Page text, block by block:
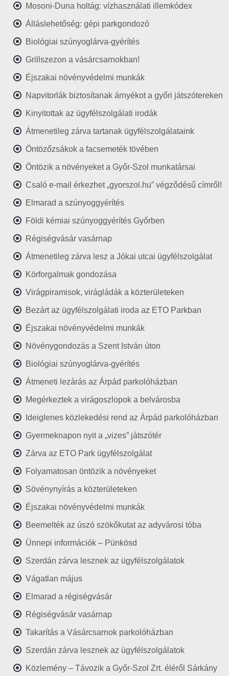
Mosoni-Duna holtág: vízhasználati illemkódex
Álláslehetőség: gépi parkgondozó
Biológiai szúnyoglárva-gyérítés
Grillszezon a vásárcsarnokban!
Éjszakai növényvédelmi munkák
Napvitorlák biztosítanak árnyékot a győri játszótereken
Kinyitottak az ügyfélszolgálati irodák
Átmenetileg zárva tartanak ügyfélszolgálataink
Öntözőzsákok a facsemeték tövében
Öntözik a növényeket a Győr-Szol munkatársai
Csaló e-mail érkezhet „gyorszol.hu” végződésű címről!
Elmarad a szúnyoggyérítés
Földi kémiai szúnyoggyérítés Győrben
Régiségvásár vasárnap
Átmenetileg zárva lesz a Jókai utcai ügyfélszolgálat
Körforgalmak gondozása
Virágpiramisok, virágládák a közterületeken
Bezárt az ügyfélszolgálati iroda az ETO Parkban
Éjszakai növényvédelmi munkák
Növénygondozás a Szent István úton
Biológiai szúnyoglárva-gyérítés
Átmeneti lezárás az Árpád parkolóházban
Megérkeztek a virágoszlopok a belvárosba
Ideiglenes közlekedési rend az Árpád parkolóházban
Gyermeknapon nyit a „vizes” játszótér
Zárva az ETO Park ügyfélszolgálat
Folyamatosan öntözik a növényeket
Sövénynyírás a közterületeken
Éjszakai növényvédelmi munkák
Beemelték az úszó szökőkutat az adyvárosi tóba
Ünnepi információk – Pünkösd
Szerdán zárva lesznek az ügyfélszolgálatok
Vágatlan május
Elmarad a régiségvásár
Régiségvásár vasárnap
Takarítás a Vásárcsarnok parkolóházban
Szerdán zárva lesznek az ügyfélszolgálatok
Közlemény – Távozik a Győr-Szol Zrt. éléről Sárkány